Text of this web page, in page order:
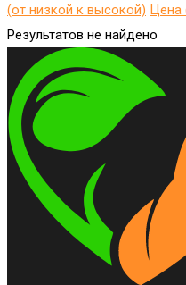
(от низкой к высокой) Цена
Результатов не найдено